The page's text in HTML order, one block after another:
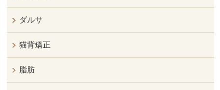
ダルサ
猫背矯正
脂肪